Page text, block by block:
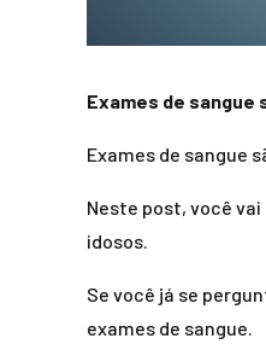
Exames de
Exames de sangue
Neste post, você
idosos.
Se você já se
exames de sangue.